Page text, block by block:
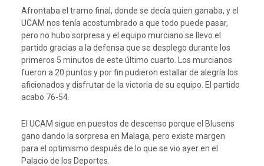
Afrontaba el tramo final, donde se decía quien ganaba, y el
UCAM nos tenía acostumbrado a que todo puede pasar,
pero no hubo sorpresa y el equipo murciano se llevo el
partido gracias a la defensa que se desplego durante los
primeros 5 minutos de este último cuarto. Los murcianos
fueron a 20 puntos y por fin pudieron estallar de alegría los
aficionados y disfrutar de la victoria de su equipo. El partido
acabo 76-54.
El UCAM sigue en puestos de descenso porque el Blusens
gano dando la sorpresa en Malaga, pero existe margen
para el optimismo después de lo que se vio ayer en el
Palacio de los Deportes.